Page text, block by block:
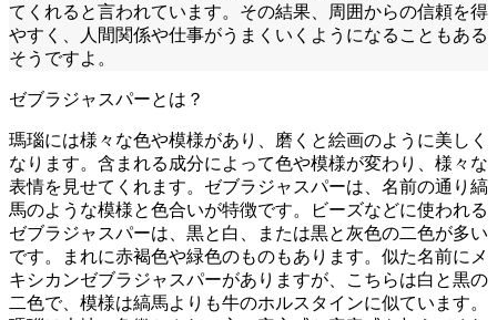
てくれると言われています。その結果、周囲からの信頼を得
やすく、人間関係や仕事がうまくいくようになることもある
そうですよ。
ゼブラジャスパーとは？
瑪瑙には様々な色や模様があり、磨くと絵画のように美しく
なります。含まれる成分によって色や模様が変わり、様々な
表情を見せてくれます。ゼブラジャスパーは、名前の通り縞
馬のような模様と色合いが特徴です。ビーズなどに使われる
ゼブラジャスパーは、黒と白、または黒と灰色の二色が多い
です。まれに赤褐色や緑色のものもあります。似た名前にメ
キシカンゼブラジャスパーがありますが、こちらは白と黒の
二色で、模様は縞馬よりも牛のホルスタインに似ています。